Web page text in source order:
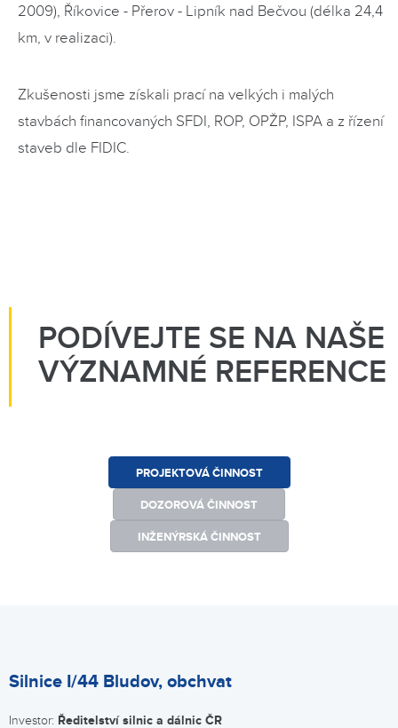
2009), Říkovice - Přerov - Lipník nad Bečvou (délka 24,4
km, v realizaci).
Zkušenosti jsme získali prací na velkých i malých
stavbách financovaných SFDI, ROP, OPŽP, ISPA a z řízení
staveb dle FIDIC.
PODÍVEJTE SE NA NAŠE
VÝZNAMNÉ REFERENCE
PROJEKTOVÁ ČINNOST
DOZOROVÁ ČINNOST
INŽENÝRSKÁ ČINNOST
Silnice I/44 Bludov, obchvat
Investor: Ředitelství silnic a dálnic ČR